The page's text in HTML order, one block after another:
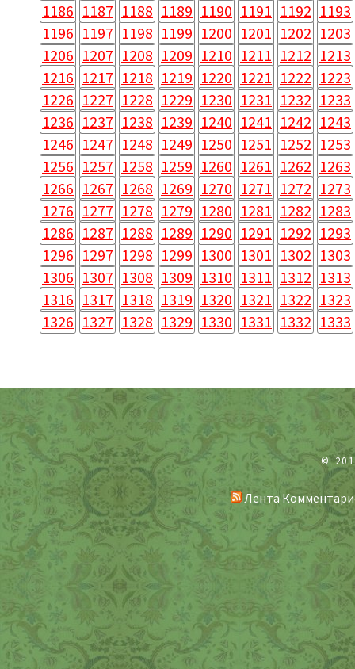
1186 1187 1188 1189 1190 1191 1192 1193
1196 1197 1198 1199 1200 1201 1202 1203
1206 1207 1208 1209 1210 1211 1212 1213
1216 1217 1218 1219 1220 1221 1222 1223
1226 1227 1228 1229 1230 1231 1232 1233
1236 1237 1238 1239 1240 1241 1242 1243
1246 1247 1248 1249 1250 1251 1252 1253
1256 1257 1258 1259 1260 1261 1262 1263
1266 1267 1268 1269 1270 1271 1272 1273
1276 1277 1278 1279 1280 1281 1282 1283
1286 1287 1288 1289 1290 1291 1292 1293
1296 1297 1298 1299 1300 1301 1302 1303
1306 1307 1308 1309 1310 1311 1312 1313
1316 1317 1318 1319 1320 1321 1322 1323
1326 1327 1328 1329 1330 1331 1332 1333
©
Лента